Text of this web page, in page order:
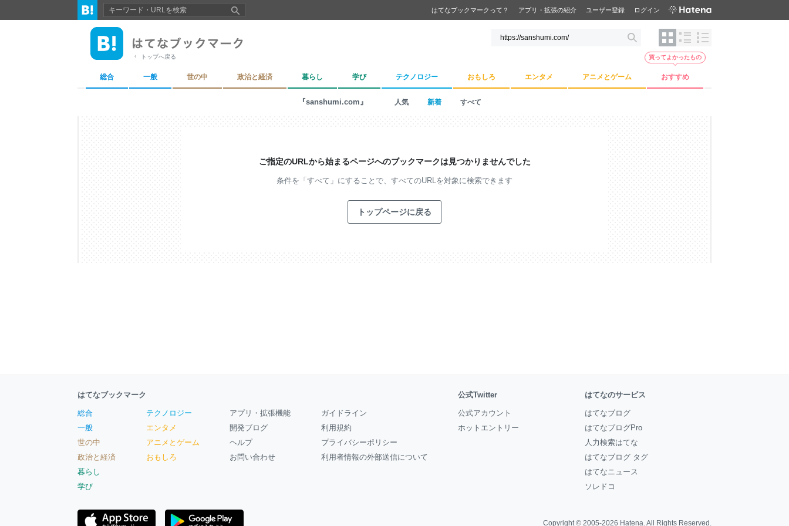
はてなブックマークって？ アプリ・拡張の紹介 ユーザー登録 ログイン
トップへ戻る
総合 一般 世の中 政治と経済 暮らし 学び テクノロジー おもしろ エンタメ アニメとゲーム おすすめ
買ってよかったもの
『sanshumi.com』 人気 新着 すべて
ご指定のURLから始まるページへのブックマークは見つかりませんでした
条件を「すべて」にすることで、 すべてのURLを対象に検索できます
トップページに戻る
はてなブックマーク
総合
一般
世の中
政治と経済
暮らし
学び
テクノロジー
エンタメ
アニメとゲーム
おもしろ
アプリ・拡張機能
開発ブログ
ヘルプ
お問い合わせ
ガイドライン
利用規約
プライバシーポリシー
利用者情報の外部送信について
公式Twitter
公式アカウント
ホットエントリー
はてなのサービス
はてなブログ
はてなブログPro
人力検索はてな
はてなブログ タグ
はてなニュース
ソレドコ
Copyright © 2005-2026 Hatena. All Rights Reserved.